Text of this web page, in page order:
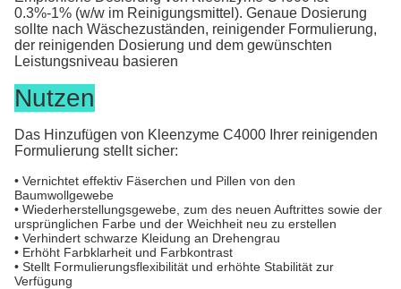
0.3%-1% (w/w im Reinigungsmittel). Genaue Dosierung
sollte nach Wäschezuständen, reinigender Formulierung,
der reinigenden Dosierung und dem gewünschten
Leistungsniveau basieren
Nutzen
Das Hinzufügen von Kleenzyme C4000 Ihrer reinigenden
Formulierung stellt sicher:
• Vernichtet effektiv Fäserchen und Pillen von den
Baumwollgewebe
• Wiederherstellungsgewebe, zum des neuen Auftrittes sowie der
ursprünglichen Farbe und der Weichheit neu zu erstellen
• Verhindert schwarze Kleidung an Drehengrau
• Erhöht Farbklarheit und Farbkontrast
• Stellt Formulierungsflexibilität und erhöhte Stabilität zur
Verfügung